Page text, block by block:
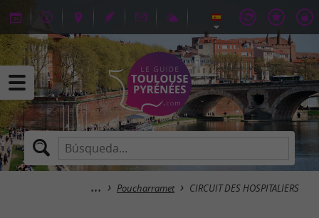
Poucharramet CIRCUIT DES HOSPITALIERS